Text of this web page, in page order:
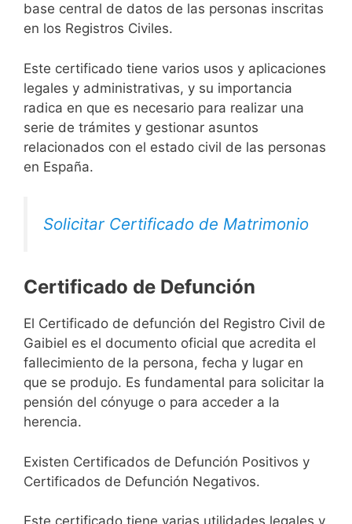
base central de datos de las personas inscritas
en los Registros Civiles.
Este certificado tiene varios usos y aplicaciones
legales y administrativas, y su importancia
radica en que es necesario para realizar una
serie de trámites y gestionar asuntos
relacionados con el estado civil de las personas
en España.
Solicitar Certificado de Matrimonio
Certificado de Defunción
El Certificado de defunción del Registro Civil de
Gaibiel es el documento oficial que acredita el
fallecimiento de la persona, fecha y lugar en
que se produjo. Es fundamental para solicitar la
pensión del cónyuge o para acceder a la
herencia.
Existen Certificados de Defunción Positivos y
Certificados de Defunción Negativos.